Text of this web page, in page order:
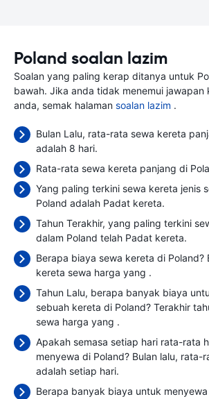
Poland soalan lazim
Soalan yang paling kerap ditanya untuk
bawah. Jika anda tidak menemui jawapan
anda, semak halaman soalan lazim .
Bulan Lalu, rata-rata sewa kereta
adalah 8 hari.
Rata-rata sewa kereta panjang di
Yang paling terkini sewa kereta jenis
Poland adalah Padat kereta.
Tahun Terakhir, yang paling terkini
dalam Poland telah Padat kereta.
Berapa biaya sewa kereta di Poland?
kereta sewa harga yang .
Tahun Lalu, berapa banyak biaya
sebuah kereta di Poland? Terakhir
sewa harga yang .
Apakah semasa setiap hari rata-rata
menyewa di Poland? Bulan lalu, rata-
adalah setiap hari.
Berapa banyak biaya untuk